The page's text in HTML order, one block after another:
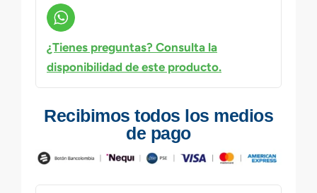
¿Tienes preguntas? Consulta la
disponibilidad de este producto.
Recibimos todos los medios
de pago